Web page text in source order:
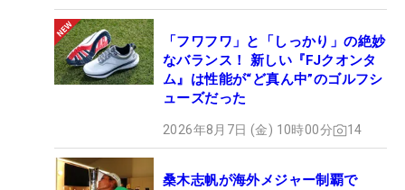
「フワフワ」と「しっかり」の絶妙
なバランス！ 新しい『FJクオンタ
ム』は性能が“ど真ん中”のゴルフシ
ューズだった
2026年8月7日 (金) 10時00分 14
桑木志帆が海外メジャー制覇で